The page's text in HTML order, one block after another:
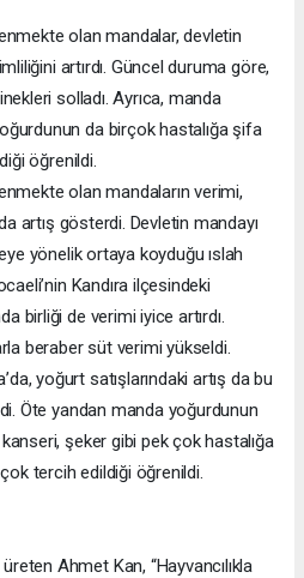
olan mandalar, devletin
artırdı. Güncel duruma göre,
solladı. Ayrıca, manda
da birçok hastalığa şifa
öğrenildi.
olan mandaların verimi,
artış gösterdi. Devletin mandayı
yönelik ortaya koyduğu ıslah
Kandıra ilçesindeki
birliği de verimi iyice artırdı.
beraber süt verimi yükseldi.
yoğurt satışlarındaki artış da bu
Öte yandan manda yoğurdunun
şeker gibi pek çok hastalığa
tercih edildiği öğrenildi.
Ahmet Kan, “Hayvancılıkla